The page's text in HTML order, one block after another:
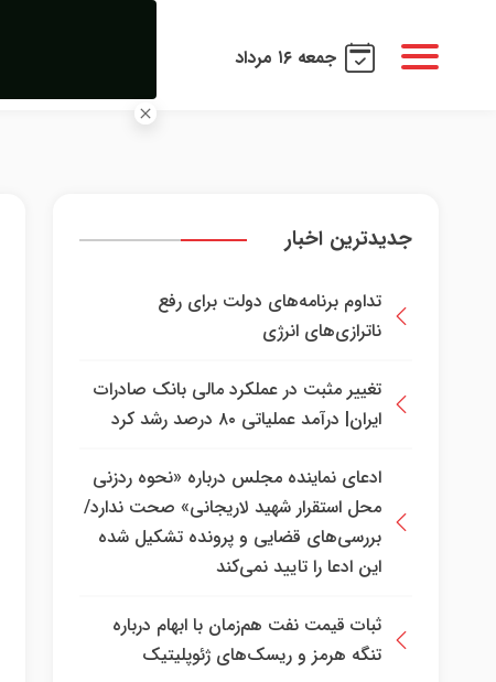
جمعه ۱۶ مرداد
جدیدترین اخبار
تداوم برنامه‌های دولت برای رفع
ناترازی‌های انرژی
تغییر مثبت در عملکرد مالی بانک صادرات
ایران| درآمد عملیاتی ۸۰ درصد رشد کرد
ادعای نماینده مجلس درباره «نحوه ردزنی
محل استقرار شهید لاریجانی» صحت ندارد/
بررسی‌های قضایی و پرونده تشکیل شده
این ادعا را تایید نمی‌کند
ثبات قیمت نفت هم‌زمان با ابهام درباره
تنگه هرمز و ریسک‌های ژئوپلیتیک